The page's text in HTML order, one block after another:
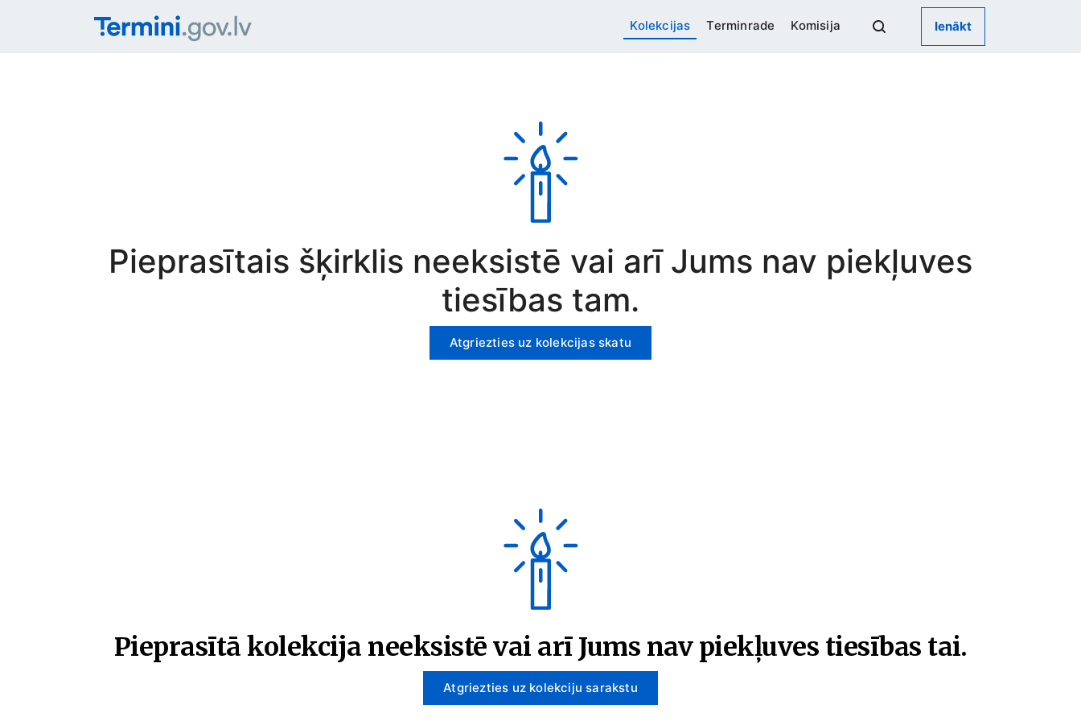
Kolekcijas Terminrade Komisija Ienākt
Pieprasītais šķirklis neeksistē vai arī Jums nav piekļuves
tiesības tam.
Atgriezties uz kolekcijas skatu
Pieprasītā kolekcija neeksistē vai arī Jums nav piekļuves tiesības tai.
Atgriezties uz kolekciju sarakstu